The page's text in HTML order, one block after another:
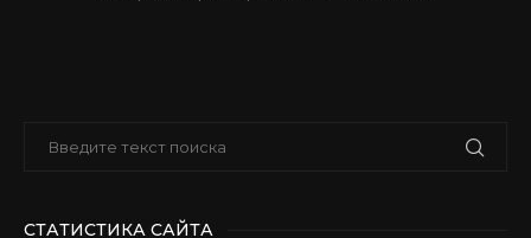
СТАТИСТИКА САЙТА